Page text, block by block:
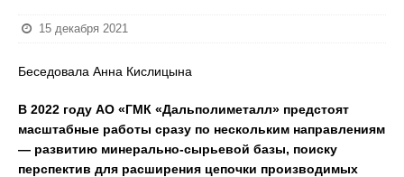
15 декабря 2021
Беседовала Анна Кислицына
В 2022 году АО «ГМК «Дальполиметалл» предстоят
масштабные работы сразу по нескольким направлениям
— развитию минерально-сырьевой базы, поиску
перспектив для расширения цепочки производимых